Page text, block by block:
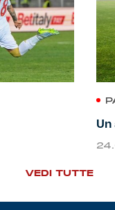
Un
VEDI TUTTE